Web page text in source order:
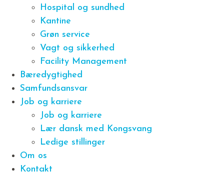
Hospital og sundhed
Kantine
Grøn service
Vagt og sikkerhed
Facility Management
Bæredygtighed
Samfundsansvar
Job og karriere
Job og karriere
Lær dansk med Kongsvang
Ledige stillinger
Om os
Kontakt